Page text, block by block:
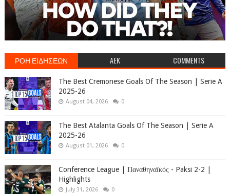
ΡΟΗ ΕΙΔΗΣΕΩΝ AEK COMMENTS
The Best Cremonese Goals Of The Season | Serie A
2025-26
August 04, 2026 0
The Best Atalanta Goals Of The Season | Serie A
2025-26
August 01, 2026 0
Conference League | Παναθηναϊκός - Paksi 2-2 |
Highlights
July 31, 2026 0